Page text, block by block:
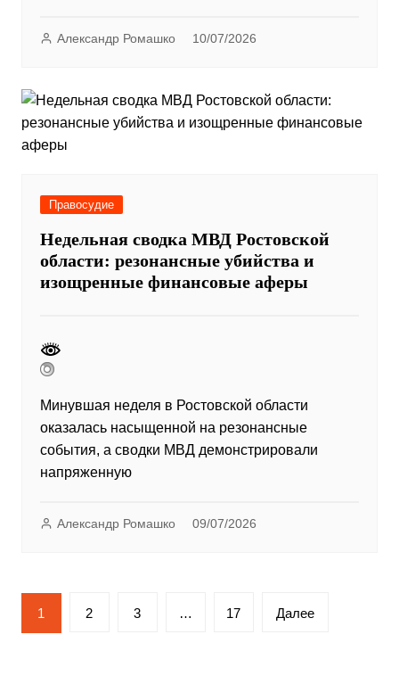
Александр Ромашко 10/07/2026
Правосудие
Недельная сводка МВД Ростовской
области: резонансные убийства и
изощренные финансовые аферы
Минувшая неделя в Ростовской области
оказалась насыщенной на резонансные
события, а сводки МВД демонстрировали
напряженную
Александр Ромашко 09/07/2026
Пагинация
записей
1 2 3 … 17 Далее